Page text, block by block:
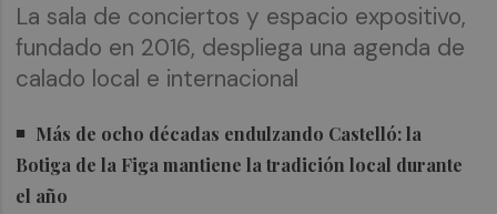
La sala de conciertos y espacio expositivo,
fundado en 2016, despliega una agenda de
calado local e internacional
Más de ocho décadas endulzando Castelló: la
Botiga de la Figa mantiene la tradición local durante
el año